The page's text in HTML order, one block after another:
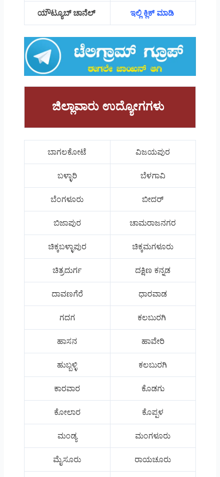
ಯೌಟ್ಯೂಬ್ ಚಾನೆಲ್ ಇಲ್ಲಿ ಕ್ಲಿಕ್ ಮಾಡಿ
ಜಿಲ್ಲಾವಾರು ಉದ್ಯೋಗಗಳು
ಬಾಗಲಕೋಟೆ ವಿಜಯಪುರ
ಬಳ್ಳಾರಿ ಬೆಳಗಾವಿ
ಬೆಂಗಳೂರು ಬೀದರ್
ಬಿಜಾಪುರ ಚಾಮರಾಜನಗರ
ಚಿಕ್ಕಬಳ್ಳಾಪುರ ಚಿಕ್ಕಮಗಳೂರು
ಚಿತ್ರದುರ್ಗ ದಕ್ಷಿಣ ಕನ್ನಡ
ದಾವಣಗೆರೆ ಧಾರವಾಡ
ಗದಗ ಕಲಬುರಗಿ
ಹಾಸನ ಹಾವೇರಿ
ಹುಬ್ಬಳ್ಳಿ ಕಲಬುರಗಿ
ಕಾರವಾರ ಕೊಡಗು
ಕೋಲಾರ ಕೊಪ್ಪಳ
ಮಂಡ್ಯ ಮಂಗಳೂರು
ಮೈಸೂರು ರಾಯಚೂರು